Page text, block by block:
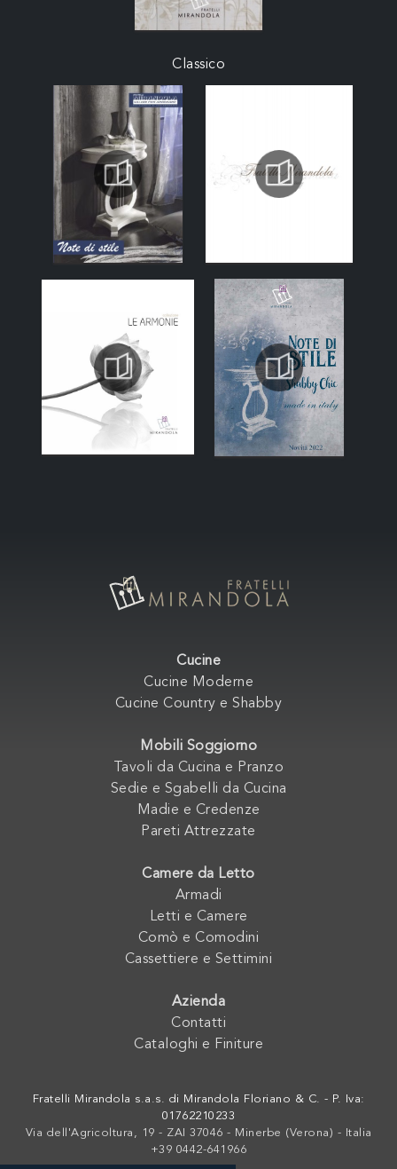
Classico
Cucine
Cucine Moderne
Cucine Country e Shabby
Mobili Soggiorno
Tavoli da Cucina e Pranzo
Sedie e Sgabelli da Cucina
Madie e Credenze
Pareti Attrezzate
Camere da Letto
Armadi
Letti e Camere
Comò e Comodini
Cassettiere e Settimini
Azienda
Contatti
Cataloghi e Finiture
Fratelli Mirandola s.a.s. di Mirandola Floriano & C. - P. Iva:
01762210233
Via dell'Agricoltura, 19 - ZAI 37046 - Minerbe (Verona) - Italia
+39 0442-641966